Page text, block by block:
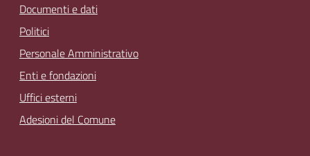
Documenti e dati
Politici
Personale Amministrativo
Enti e fondazioni
Uffici esterni
Adesioni del Comune